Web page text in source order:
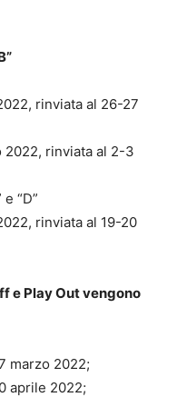
rinviata al 26-27
2022, rinviata al 2-3
“D”
rinviata al 19-20
e Play Out vengono
marzo 2022;
aprile 2022;